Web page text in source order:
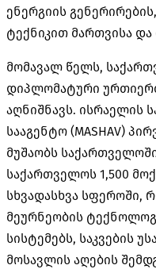
ენერგიის
ტექნიკით მართვისა
მომავალ წელს,
დიპლომატური
აღნიშნავს. ისრაელის
სააგენტო (MASHAV)
მუშაობს
საქართველოს 1,500
სხვადასხვა
მეურნეობის
სისტემებს, საკვების
მოსავლის აღების